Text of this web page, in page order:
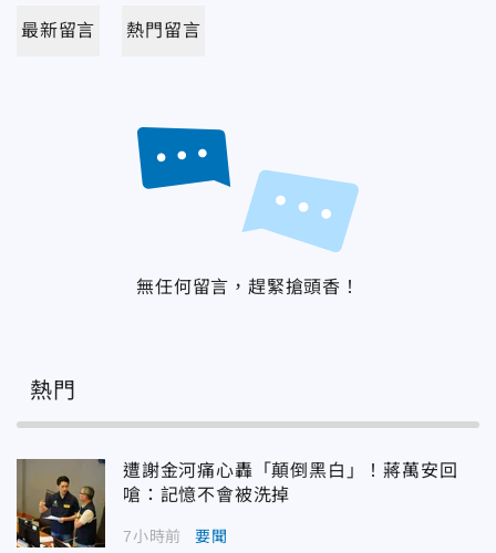
最新留言 熱門留言
無任何留言，趕緊搶頭香！
熱門
遭謝金河痛心轟「顛倒黑白」！蔣萬安回
嗆：記憶不會被洗掉
7小時前 要聞